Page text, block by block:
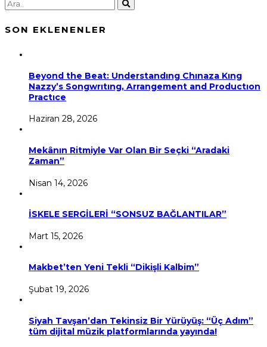
SON EKLENENLER
Beyond the Beat: Understandıng Chınaza Kıng
Nazzy’s Songwrıtıng, Arrangement and Productıon
Practıce
Haziran 28, 2026
Mekânın Ritmiyle Var Olan Bir Seçki “Aradaki
Zaman”
Nisan 14, 2026
İSKELE SERGİLERİ “SONSUZ BAĞLANTILAR”
Mart 15, 2026
Makbet’ten Yeni Tekli “Dikişli Kalbim”
Şubat 19, 2026
Siyah Tavşan’dan Tekinsiz Bir Yürüyüş: “Üç Adım”
tüm dijital müzik platformlarında yayında!